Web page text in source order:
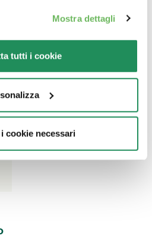
Mostra dettagli
tutti i cookie
cookie necessari